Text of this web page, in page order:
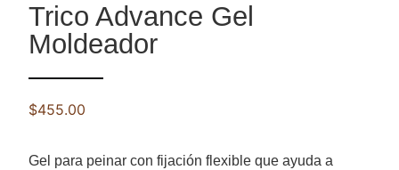
Trico Advance Gel
Moldeador
$455.00
Gel para peinar con fijación flexible que ayuda a